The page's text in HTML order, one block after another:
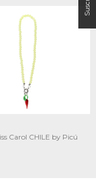
Carol CHILE by Picú